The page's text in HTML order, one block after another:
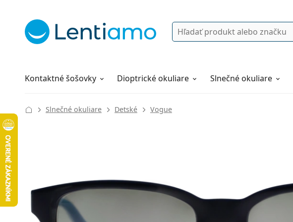
Vyhľadávanie
Kontaktné šošovky
Roztoky Dioptrické okuliare Slnečné okuliare
Všetko o nákupe
Slnečné okuliare Detské Vogue